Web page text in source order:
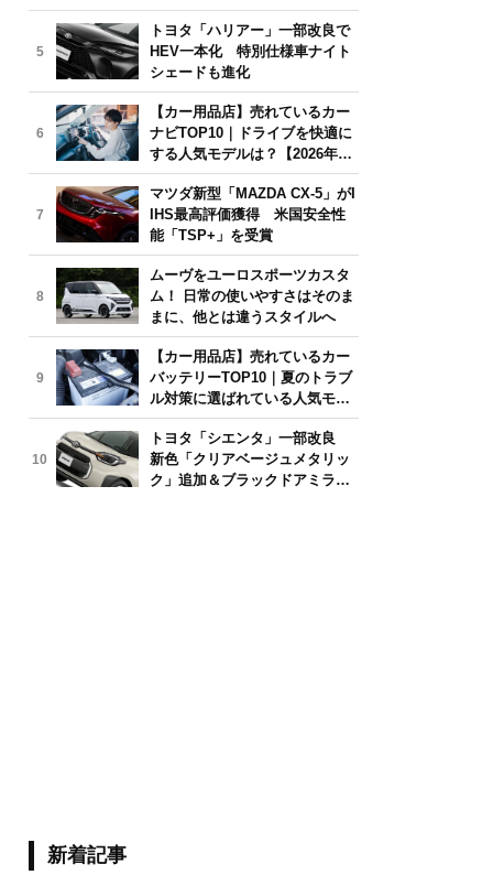
動体験
5
トヨタ「ハリアー」一部改良で
HEV一本化 特別仕様車ナイト
シェードも進化
6
【カー用品店】売れているカー
ナビTOP10｜ドライブを快適に
する人気モデルは？【2026年6
月版】
7
マツダ新型「MAZDA CX-5」がI
IHS最高評価獲得 米国安全性
能「TSP+」を受賞
8
ムーヴをユーロスポーツカスタ
ム！ 日常の使いやすさはそのま
まに、他とは違うスタイルへ
9
【カー用品店】売れているカー
バッテリーTOP10｜夏のトラブ
ル対策に選ばれている人気モデ
ルは？【2026年6月版】
10
トヨタ「シエンタ」一部改良
新色「クリアベージュメタリッ
ク」追加＆ブラックドアミラー
新着記事